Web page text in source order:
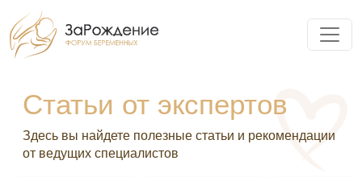
Статьи от экспертов
Здесь вы найдете полезные статьи и рекомендации
от ведущих специалистов